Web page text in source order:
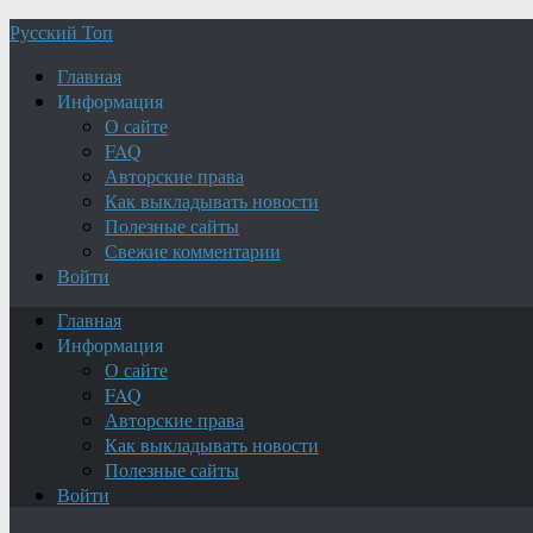
Русский Топ
Главная
Информация
О сайте
FAQ
Авторские права
Как выкладывать новости
Полезные сайты
Свежие комментарии
Войти
Главная
Информация
О сайте
FAQ
Авторские права
Как выкладывать новости
Полезные сайты
Войти